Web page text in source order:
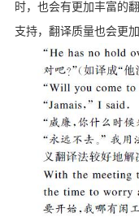
时，也会有更加丰富的
支持，翻译质量也会更加